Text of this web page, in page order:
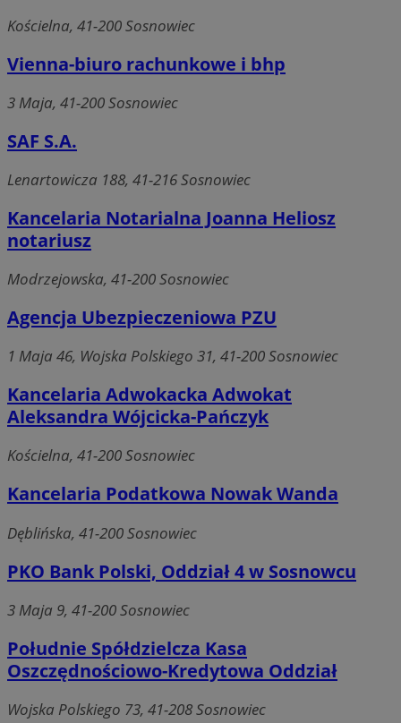
Kościelna, 41-200 Sosnowiec
Vienna-biuro rachunkowe i bhp
3 Maja, 41-200 Sosnowiec
SAF S.A.
Lenartowicza 188, 41-216 Sosnowiec
Kancelaria Notarialna Joanna Heliosz
notariusz
Modrzejowska, 41-200 Sosnowiec
Agencja Ubezpieczeniowa PZU
1 Maja 46, Wojska Polskiego 31, 41-200 Sosnowiec
Kancelaria Adwokacka Adwokat
Aleksandra Wójcicka-Pańczyk
Kościelna, 41-200 Sosnowiec
Kancelaria Podatkowa Nowak Wanda
Dęblińska, 41-200 Sosnowiec
PKO Bank Polski, Oddział 4 w Sosnowcu
3 Maja 9, 41-200 Sosnowiec
Południe Spółdzielcza Kasa
Oszczędnościowo-Kredytowa Oddział
Wojska Polskiego 73, 41-208 Sosnowiec